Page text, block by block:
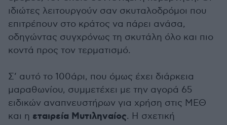
ιδιώτες λειτουργούν σαν σκυταλοδρόμοι που
επιτρέπουν στο κράτος να πάρει ανάσα,
οδηγώντας συγχρόνως τη σκυτάλη όλο και πιο
κοντά προς τον τερματισμό.
Σ’ αυτό το 100άρι, που όμως έχει διάρκεια
μαραθωνίου, συμμετέχει με την αγορά 65
ειδικών αναπνευστήρων για χρήση στις ΜΕΘ
και η εταιρεία Μυτιληναίος. Η σχετική